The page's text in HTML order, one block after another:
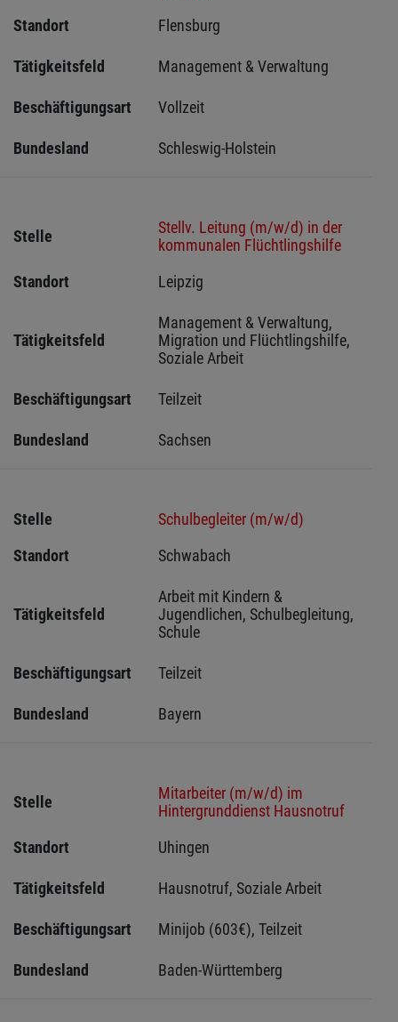
Standort
Flensburg
Tätigkeitsfeld Management & Verwaltung
Beschäftigungsart Vollzeit
Bundesland Schleswig-Holstein
Stelle
Stellv. Leitung (m/w/d) in der
kommunalen Flüchtlingshilfe
Standort
Leipzig
Tätigkeitsfeld
Management & Verwaltung,
Migration und Flüchtlingshilfe,
Soziale Arbeit
Beschäftigungsart Teilzeit
Bundesland Sachsen
Stelle
Schulbegleiter (m/w/d)
Standort
Schwabach
Tätigkeitsfeld
Arbeit mit Kindern &
Jugendlichen, Schulbegleitung,
Schule
Beschäftigungsart Teilzeit
Bundesland Bayern
Stelle
Mitarbeiter (m/w/d) im
Hintergrunddienst Hausnotruf
Standort
Uhingen
Tätigkeitsfeld Hausnotruf, Soziale Arbeit
Beschäftigungsart Minijob (603€), Teilzeit
Bundesland Baden-Württemberg